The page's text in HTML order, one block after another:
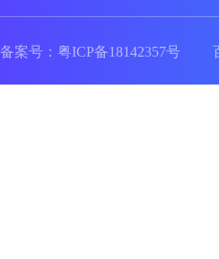
备案号： 粤ICP备18142357号 百